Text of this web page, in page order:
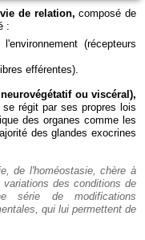
de relation, composé de
:
(récepteurs
efférentes).
ou viscéral),
régit par ses propres lois
des organes comme les
des glandes exocrines
de l'homéostasie, chère à
des conditions de
série de modifications
qui lui permettent de